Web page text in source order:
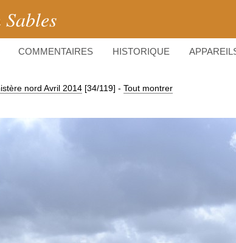
COMMENTAIRES HISTORIQUE
nord Avril 2014 [34/119] - Tout montrer